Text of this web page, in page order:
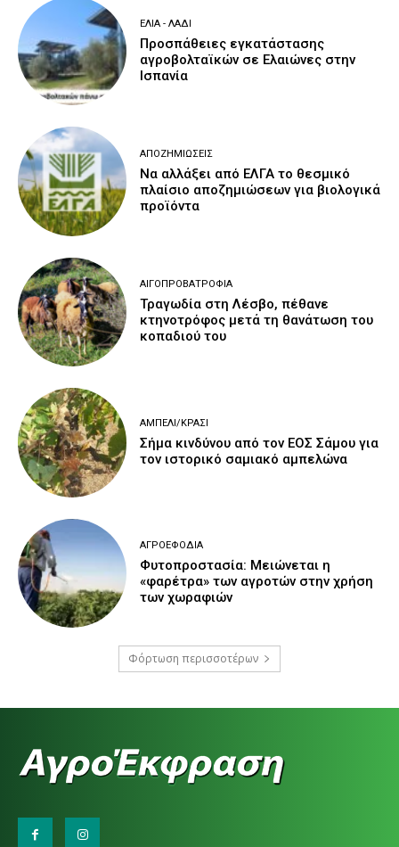
ΕΛΙΆ - ΛΆΔΙ
Προσπάθειες εγκατάστασης
αγροβολταϊκών σε Ελαιώνες στην
Ισπανία
ΑΠΟΖΗΜΙΏΣΕΙΣ
Να αλλάξει από ΕΛΓΑ το θεσμικό
πλαίσιο αποζημιώσεων για βιολογικά
προϊόντα
ΑΙΓΟΠΡΟΒΑΤΡΟΦΊΑ
Τραγωδία στη Λέσβο, πέθανε
κτηνοτρόφος μετά τη θανάτωση του
κοπαδιού του
ΑΜΠΈΛΙ/ΚΡΑΣΊ
Σήμα κινδύνου από τον ΕΟΣ Σάμου για
τον ιστορικό σαμιακό αμπελώνα
ΑΓΡΟΕΦΌΔΙΑ
Φυτοπροστασία: Μειώνεται η
«φαρέτρα» των αγροτών στην χρήση
των χωραφιών
Φόρτωση περισσοτέρων